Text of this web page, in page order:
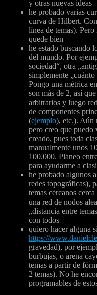
y otras nuevas ideas
he probado varias
curva de Hilbert.
línea de temas).
quede bien
he estado buscando
del mundo. Por
sociedad“, otra
simplemente
Pongo una métrica
son más de 2, así
arbitrarios y luego
de componentes
(ejemplo), etc.). Aún
pero creo que puedo
creado, pues toda
manualmente unos
100.000. Planeo
para ayudarme a
he probado algunos
redes topográficas),
temas cercanos
una red de nodos
„distancia entre
con todos
quiero hacer alguna
https://
gravedad), por
burbujas, o arena
temas a partir de
2 temas). No he
programables de